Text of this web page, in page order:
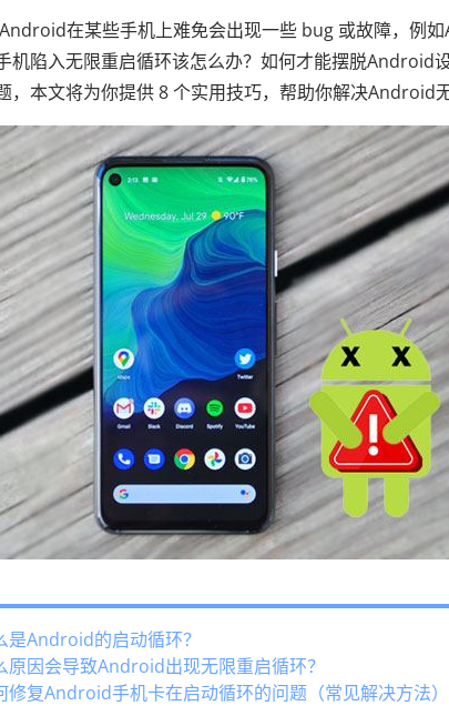
在某些手机上难免会出现一些 bug 或故障，例如
机陷入无限重启循环该怎么办？如何才能摆脱Android
，本文将为你提供 8 个实用技巧，帮助你解决Android
是Android的启动循环？
原因会导致Android出现无限重启循环？
修复Android手机卡在启动循环的问题（常见解决方法）